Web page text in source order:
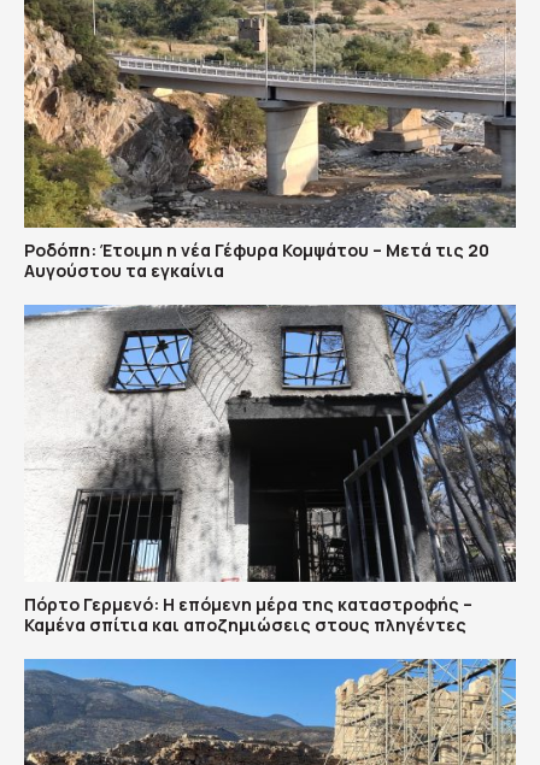
Ροδόπη: Έτοιμη η νέα Γέφυρα Κομψάτου – Μετά τις 20
Αυγούστου τα εγκαίνια
Πόρτο Γερμενό: Η επόμενη μέρα της καταστροφής –
Καμένα σπίτια και αποζημιώσεις στους πληγέντες